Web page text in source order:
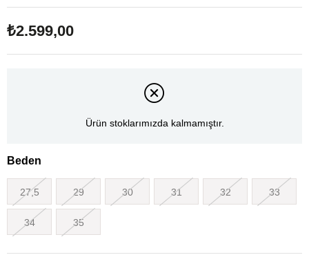
₺2.599,00
Ürün stoklarımızda kalmamıştır.
Beden
27,5 29 30 31 32 33
34 35